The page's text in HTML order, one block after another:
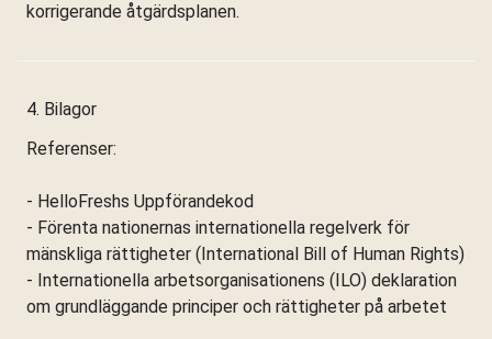
korrigerande åtgärdsplanen.
4. Bilagor
Referenser:
- HelloFreshs Uppförandekod
- Förenta nationernas internationella regelverk för
mänskliga rättigheter (International Bill of Human Rights)
- Internationella arbetsorganisationens (ILO) deklaration
om grundläggande principer och rättigheter på arbetet